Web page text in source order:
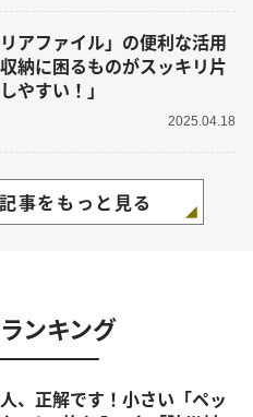
アファイル」の便利な活用
納に困るものがスッキリ片
やすい！」
2025.04.18
事をもっと見る
ンキング
、正解です！小さい「ペッ